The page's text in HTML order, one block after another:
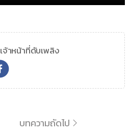
เจ้าหน้าที่ดับเพลิง
บทความถัดไป